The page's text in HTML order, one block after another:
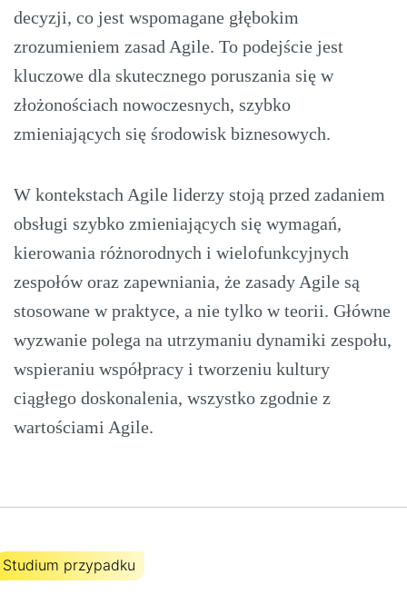
decyzji, co jest wspomagane głębokim
zrozumieniem zasad Agile. To podejście jest
kluczowe dla skutecznego poruszania się w
złożonościach nowoczesnych, szybko
zmieniających się środowisk biznesowych.
W kontekstach Agile liderzy stoją przed zadaniem
obsługi szybko zmieniających się wymagań,
kierowania różnorodnych i wielofunkcyjnych
zespołów oraz zapewniania, że zasady Agile są
stosowane w praktyce, a nie tylko w teorii. Główne
wyzwanie polega na utrzymaniu dynamiki zespołu,
wspieraniu współpracy i tworzeniu kultury
ciągłego doskonalenia, wszystko zgodnie z
wartościami Agile.
Studium przypadku